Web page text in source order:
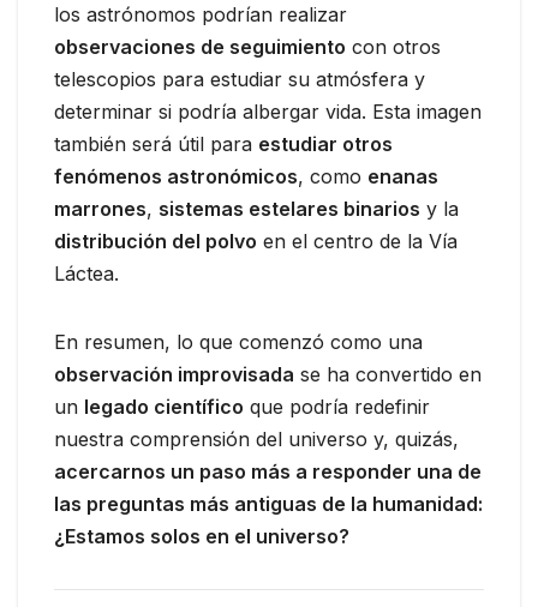
los astrónomos podrían realizar
observaciones de seguimiento con otros
telescopios para estudiar su atmósfera y
determinar si podría albergar vida. Esta imagen
también será útil para estudiar otros
fenómenos astronómicos, como enanas
marrones, sistemas estelares binarios y la
distribución del polvo en el centro de la Vía
Láctea.
En resumen, lo que comenzó como una
observación improvisada se ha convertido en
un legado científico que podría redefinir
nuestra comprensión del universo y, quizás,
acercarnos un paso más a responder una de
las preguntas más antiguas de la humanidad:
¿Estamos solos en el universo?